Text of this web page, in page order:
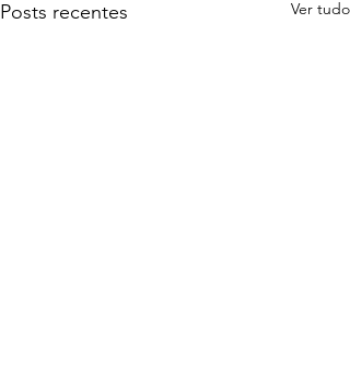
Posts recentes Ver tudo